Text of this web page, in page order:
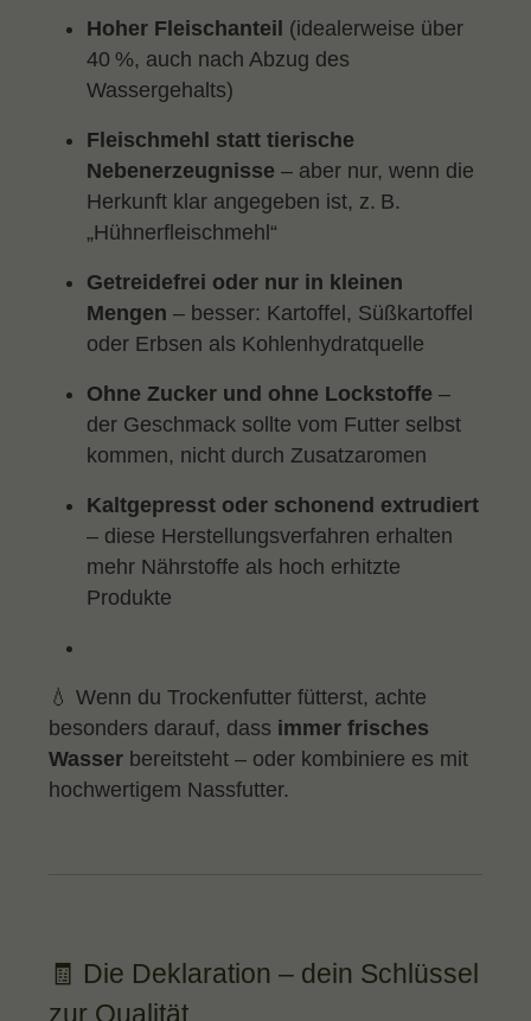
Hoher Fleischanteil (idealerweise über
40 %, auch nach Abzug des
Wassergehalts)
Fleischmehl statt tierische
Nebenerzeugnisse – aber nur, wenn die
Herkunft klar angegeben ist, z. B.
„Hühnerfleischmehl“
Getreidefrei oder nur in kleinen
Mengen – besser: Kartoffel, Süßkartoffel
oder Erbsen als Kohlenhydratquelle
Ohne Zucker und ohne Lockstoffe –
der Geschmack sollte vom Futter selbst
kommen, nicht durch Zusatzaromen
Kaltgepresst oder schonend extrudiert
– diese Herstellungsverfahren erhalten
mehr Nährstoffe als hoch erhitzte
Produkte
💧 Wenn du Trockenfutter fütterst, achte
besonders darauf, dass immer frisches
Wasser bereitsteht – oder kombiniere es mit
hochwertigem Nassfutter.
🧾 Die Deklaration – dein Schlüssel
zur Qualität